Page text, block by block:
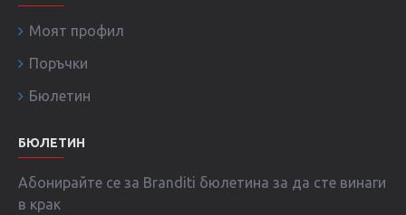
Моят профил
Поръчки
Бюлетин
БЮЛЕТИН
Абонирайте се за Branditi бюлетина за да сте винаги
в крак